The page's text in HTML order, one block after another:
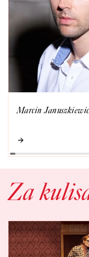
Marcin
Za